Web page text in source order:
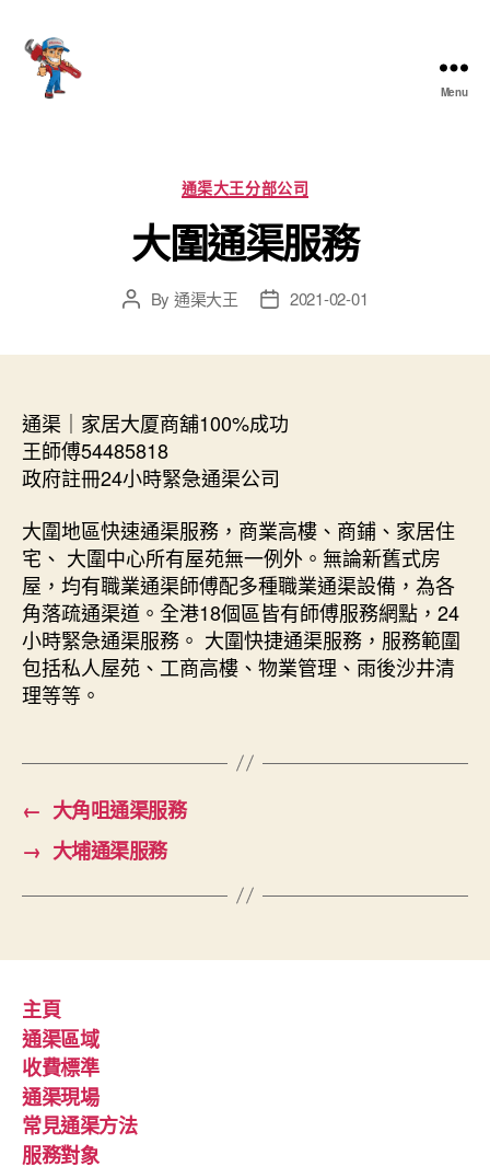
Menu
Categories
通渠大王分部公司
大圍通渠服務
PostBy 通渠大王
Post2021-02-01
通渠｜家居大厦商舖100%成功
王師傅54485818
政府註冊24小時緊急通渠公司
大圍地區快速通渠服務，商業高樓、商鋪、家居住
宅、 大圍中心所有屋苑無一例外。無論新舊式房
屋，均有職業通渠師傅配多種職業通渠設備，為各
角落疏通渠道。全港18個區皆有師傅服務網點，24
小時緊急通渠服務。 大圍快捷通渠服務，服務範圍
包括私人屋苑、工商高樓、物業管理、雨後沙井清
理等等。
← 大角咀通渠服務
→ 大埔通渠服務
主頁
通渠區域
收費標準
通渠現場
常見通渠方法
服務對象